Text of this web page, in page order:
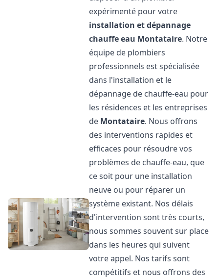
expérimenté pour votre
installation et dépannage
chauffe eau Montataire. Notre
équipe de plombiers
professionnels est spécialisée
dans l'installation et le
dépannage de chauffe-eau pour
les résidences et les entreprises
de Montataire. Nous offrons
des interventions rapides et
efficaces pour résoudre vos
problèmes de chauffe-eau, que
ce soit pour une installation
neuve ou pour réparer un
système existant. Nos délais
d'intervention sont très courts,
nous sommes souvent sur place
dans les heures qui suivent
votre appel. Nos tarifs sont
compétitifs et nous offrons des